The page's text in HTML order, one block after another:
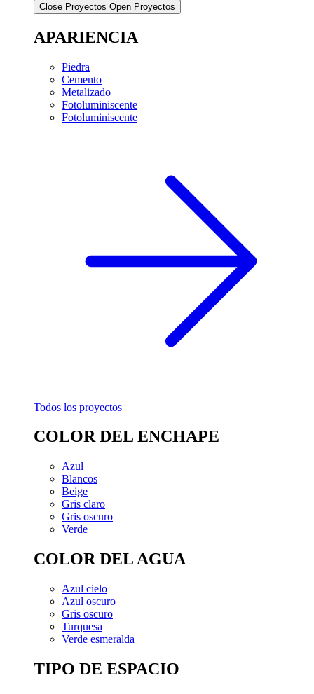
Close Proyectos Open Proyectos
APARIENCIA
Piedra
Cemento
Metalizado
Fotoluminiscente
Fotoluminiscente
Todos los proyectos
COLOR DEL ENCHAPE
Azul
Blancos
Beige
Gris claro
Gris oscuro
Verde
COLOR DEL AGUA
Azul cielo
Azul oscuro
Gris oscuro
Turquesa
Verde esmeralda
TIPO DE ESPACIO